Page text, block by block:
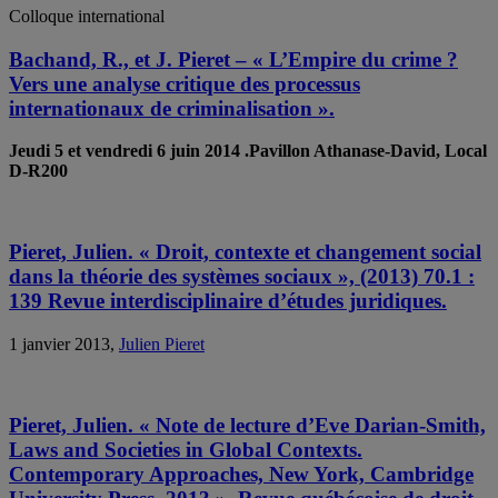
Colloque international
Bachand, R., et J. Pieret – « L’Empire du crime ?
Vers une analyse critique des processus
internationaux de criminalisation ».
Jeudi 5 et vendredi 6 juin 2014 .Pavillon Athanase-David, Local
D-R200
Pieret, Julien. « Droit, contexte et changement social
dans la théorie des systèmes sociaux », (2013) 70.1 :
139 Revue interdisciplinaire d’études juridiques.
1 janvier 2013, Julien Pieret
Pieret, Julien. « Note de lecture d’Eve Darian-Smith,
Laws and Societies in Global Contexts.
Contemporary Approaches, New York, Cambridge